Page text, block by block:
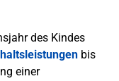
des Kindes
bis
einer